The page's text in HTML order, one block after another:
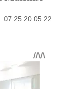
07:25 20.05.22